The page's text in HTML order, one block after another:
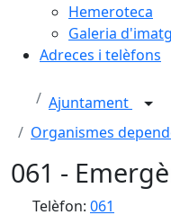
Hemeroteca
Galeria
Adreces i telèfons
Ajuntament
Organismes
061 -
Telèfon: 061